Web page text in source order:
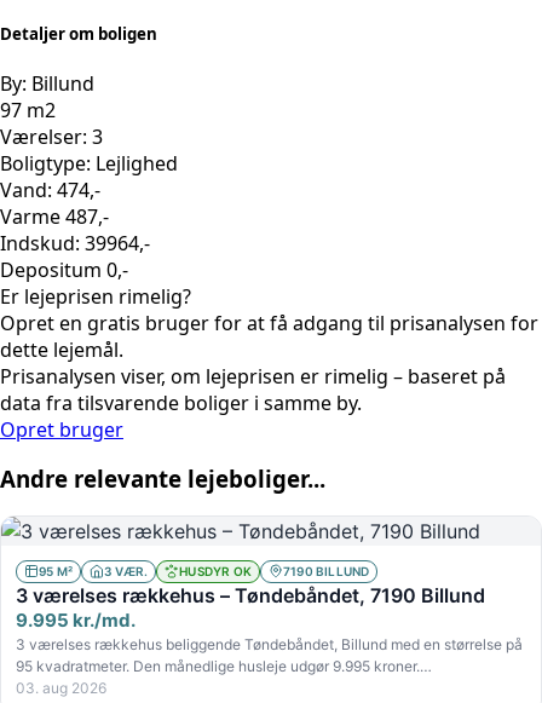
Detaljer om boligen
By: Billund
97 m2
Værelser: 3
Boligtype: Lejlighed
Vand: 474,-
Varme 487,-
Indskud: 39964,-
Depositum 0,-
Er lejeprisen rimelig?
Opret en gratis bruger for at få adgang til prisanalysen for
dette lejemål.
Prisanalysen viser, om lejeprisen er rimelig – baseret på
data fra tilsvarende boliger i samme by.
Opret bruger
Andre relevante lejeboliger...
95 M² 3 VÆR. HUSDYR OK 7190 BILLUND
3 værelses rækkehus – Tøndebåndet, 7190 Billund
9.995 kr./md.
3 værelses rækkehus beliggende Tøndebåndet, Billund med en størrelse på
95 kvadratmeter. Den månedlige husleje udgør 9.995 kroner.…
03. aug 2026